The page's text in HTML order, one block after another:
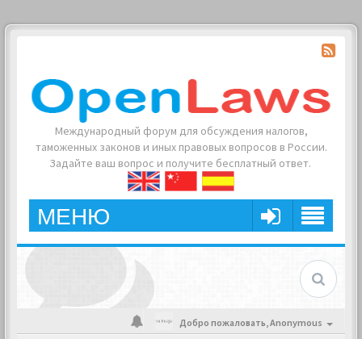
Международный форум для обсуждения налогов,
таможенных законов и иных правовых вопросов в России.
Задайте ваш вопрос и получите бесплатный ответ.
МЕНЮ
Добро пожаловать,Anonymous